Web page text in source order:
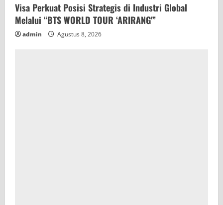
Visa Perkuat Posisi Strategis di Industri Global
Melalui “BTS WORLD TOUR ‘ARIRANG'”
admin Agustus 8, 2026